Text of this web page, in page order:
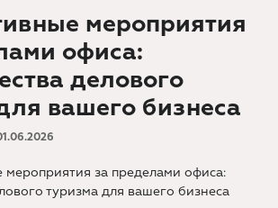
мероприятия
офиса:
делового
вашего бизнеса